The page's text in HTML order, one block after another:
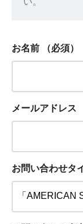
お名前 （必須）
メールアドレス
お問い合わせタ